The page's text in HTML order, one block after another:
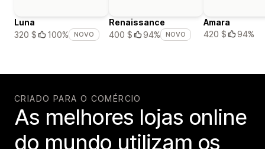
Luna
320 $
100% NOVO
Renaissance
400 $
94% NOVO
Amara
420 $
94%
CRIADO PARA O COMÉRCIO
As melhores lojas online
do mundo utilizam os